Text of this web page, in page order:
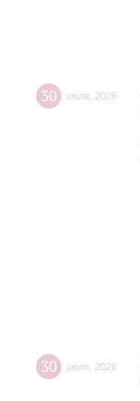
30 июля 2026
30 июля 2026